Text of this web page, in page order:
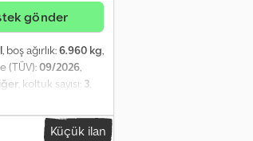
gönder
, boş ağırlık:6.960 kg,
(TÜV):09/2026
, koltuk sayısı: 3
çekici bağlantısı,
Postası'ndan çok
Küçük ilan